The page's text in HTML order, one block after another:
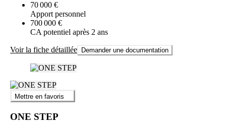
70 000 €
Apport personnel
700 000 €
CA potentiel après 2 ans
Voir la fiche détaillée Demander une documentation
Mettre en favoris
ONE STEP